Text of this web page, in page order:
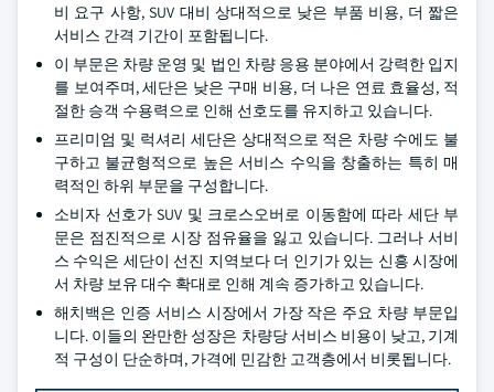
비 요구 사항, SUV 대비 상대적으로 낮은 부품 비용, 더 짧은
서비스 간격 기간이 포함됩니다.
이 부문은 차량 운영 및 법인 차량 응용 분야에서 강력한 입지
를 보여주며, 세단은 낮은 구매 비용, 더 나은 연료 효율성, 적
절한 승객 수용력으로 인해 선호도를 유지하고 있습니다.
프리미엄 및 럭셔리 세단은 상대적으로 적은 차량 수에도 불
구하고 불균형적으로 높은 서비스 수익을 창출하는 특히 매
력적인 하위 부문을 구성합니다.
소비자 선호가 SUV 및 크로스오버로 이동함에 따라 세단 부
문은 점진적으로 시장 점유율을 잃고 있습니다. 그러나 서비
스 수익은 세단이 선진 지역보다 더 인기가 있는 신흥 시장에
서 차량 보유 대수 확대로 인해 계속 증가하고 있습니다.
해치백은 인증 서비스 시장에서 가장 작은 주요 차량 부문입
니다. 이들의 완만한 성장은 차량당 서비스 비용이 낮고, 기계
적 구성이 단순하며, 가격에 민감한 고객층에서 비롯됩니다.